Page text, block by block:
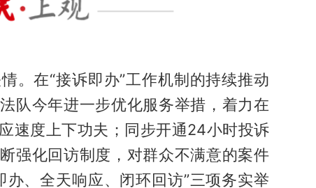
。在“接诉即办”工作机制的持续推动
队今年进一步优化服务举措，着力在
速度上下功夫；同步开通24小时投诉
强化回访制度，对群众不满意的案件
、全天响应、闭环回访”三项务实举